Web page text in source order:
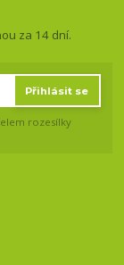
za 14 dní.
Přihlásit se
rozesílky